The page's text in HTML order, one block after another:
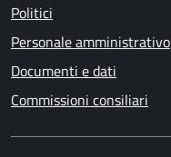
Politici
Personale amministrativo
Documenti e dati
Commissioni consiliari